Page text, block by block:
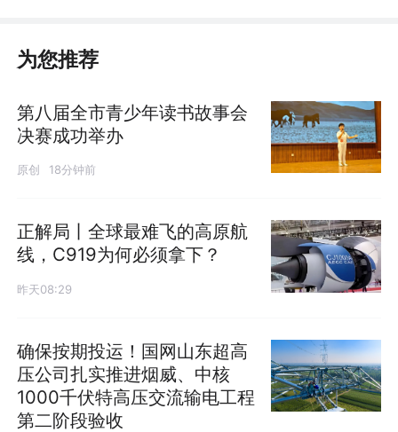
为您推荐
第八届全市青少年读书故事会
决赛成功举办
原创 18分钟前
正解局丨全球最难飞的高原航
线，C919为何必须拿下？
昨天08:29
确保按期投运！国网山东超高
压公司扎实推进烟威、中核
1000千伏特高压交流输电工程
第二阶段验收